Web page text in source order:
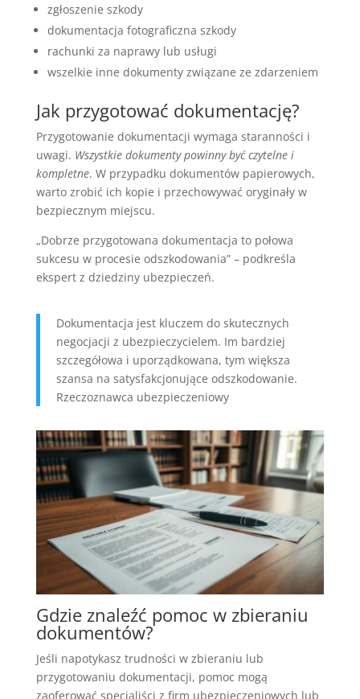
zgłoszenie szkody
dokumentacja fotograficzna szkody
rachunki za naprawy lub usługi
wszelkie inne dokumenty związane ze zdarzeniem
Jak przygotować dokumentację?
Przygotowanie dokumentacji wymaga staranności i
uwagi. Wszystkie dokumenty powinny być czytelne i
kompletne. W przypadku dokumentów papierowych,
warto zrobić ich kopie i przechowywać oryginały w
bezpiecznym miejscu.
„Dobrze przygotowana dokumentacja to połowa
sukcesu w procesie odszkodowania” – podkreśla
ekspert z dziedziny ubezpieczeń.
Dokumentacja jest kluczem do skutecznych
negocjacji z ubezpieczycielem. Im bardziej
szczegółowa i uporządkowana, tym większa
szansa na satysfakcjonujące odszkodowanie.
Rzeczoznawca ubezpieczeniowy
Gdzie znaleźć pomoc w zbieraniu
dokumentów?
Jeśli napotykasz trudności w zbieraniu lub
przygotowaniu dokumentacji, pomoc mogą
zaoferować specjaliści z firm ubezpieczeniowych lub